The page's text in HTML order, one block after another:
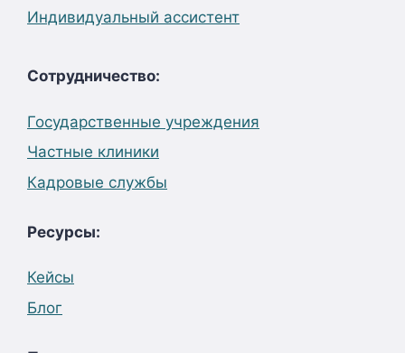
Индивидуальный ассистент
Сотрудничество:
Государственные учреждения
Частные клиники
Кадровые службы
Ресурсы:
Кейсы
Блог